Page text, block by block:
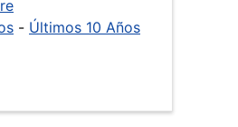
- Últimos 10 Años